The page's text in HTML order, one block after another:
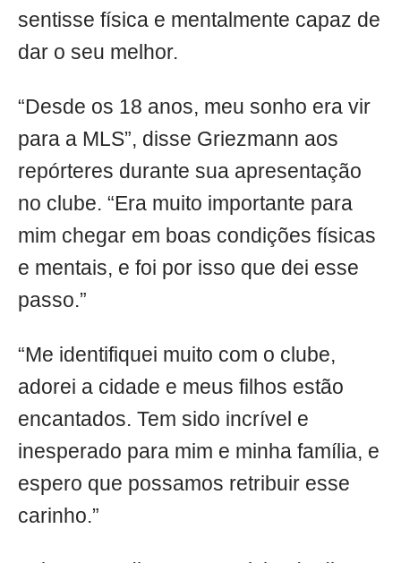
sentisse física e mentalmente capaz de
dar o seu melhor.
“Desde os 18 anos, meu sonho era vir
para a MLS”, disse Griezmann aos
repórteres durante sua apresentação
no clube. “Era muito importante para
mim chegar em boas condições físicas
e mentais, e foi por isso que dei esse
passo.”
“Me identifiquei muito com o clube,
adorei a cidade e meus filhos estão
encantados. Tem sido incrível e
inesperado para mim e minha família, e
espero que possamos retribuir esse
carinho.”